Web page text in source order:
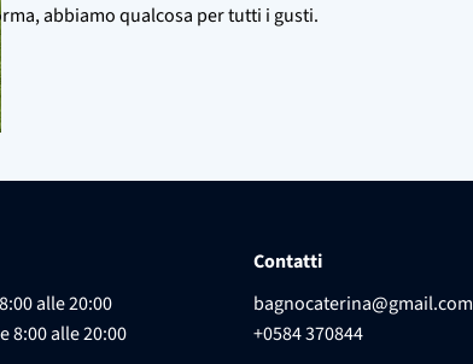
abbiamo qualcosa per tutti i gusti.
alle 20:00
8:00 alle 20:00
Contatti
bagnocaterina@gmail.com
+0584 370844